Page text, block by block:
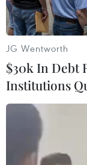
Kanazawa, tỉnh
JG Wentworth
$30k In Debt
Institutions